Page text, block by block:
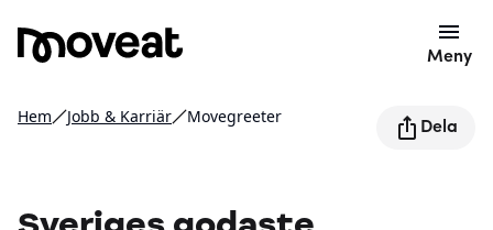
Meny
Hem Jobb & Karriär Movegreeter
Dela